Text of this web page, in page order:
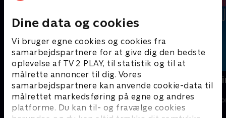
Dine data og cookies
Vi bruger egne cookies og cookies fra
samarbejdspartnere for at give dig den bedste
oplevelse af TV 2 PLAY, til statistik og til at
målrette annoncer til dig. Vores
samarbejdspartnere kan anvende cookie-data til
målrettet markedsføring på egne og andres
platforme. Du kan til- og fravælge cookies
Nyt liv i gamle huse
Livsstil • 1 sæsoner
sundhed
Livsstil • 1